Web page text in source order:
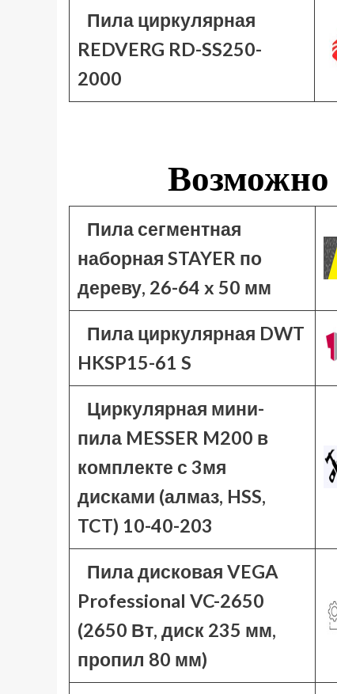
Пила циркулярная
REDVERG RD-SS250-
2000
Возможно
Пила сегментная
наборная STAYER по
дереву, 26-64 x 50 мм
Пила циркулярная DWT
HKSP15-61 S
Циркулярная мини-
пила MESSER M200 в
комплекте с 3мя
дисками (алмаз, HSS,
TCT) 10-40-203
Пила дисковая VEGA
Professional VC-2650
(2650 Вт, диск 235 мм,
пропил 80 мм)